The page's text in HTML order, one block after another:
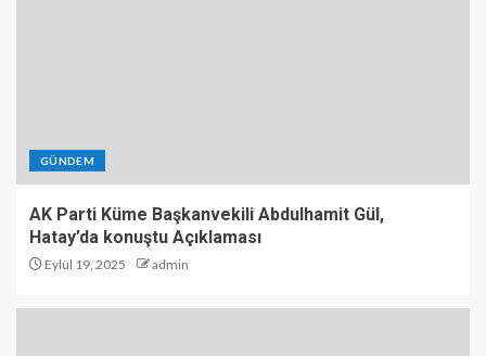
GÜNDEM
AK Parti Küme Başkanvekili Abdulhamit Gül,
Hatay’da konuştu Açıklaması
Eylül 19, 2025 admin